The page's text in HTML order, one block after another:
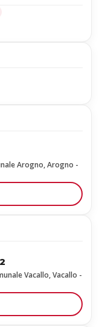
Arogno, Arogno -
Vacallo, Vacallo -